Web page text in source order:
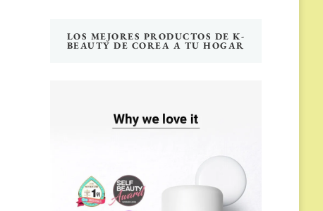
LOS MEJORES PRODUCTOS DE K-
BEAUTY DE COREA A TU HOGAR